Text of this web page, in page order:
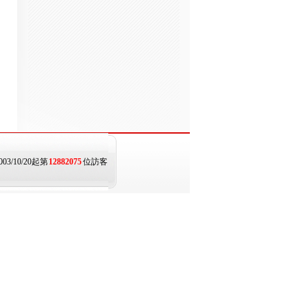
10/20起第12882075位訪客